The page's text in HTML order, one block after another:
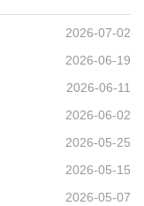
2026-07-02
2026-06-19
2026-06-11
2026-06-02
2026-05-25
2026-05-15
2026-05-07